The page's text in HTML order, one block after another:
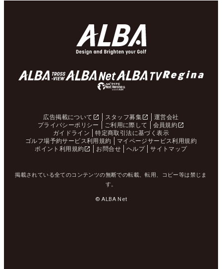
広告掲載について スタッフ募集
運営会社
プライバシーポリシー
ご利用に際して
会員規約
ガイドライン
特定商取引法に基づく表示
ゴルフ場予約サービス利用規約
マイページサービス利用規約
ポイント利用規約
お問合せ ヘルプ サイトマップ
掲載されている全てのコンテンツの無断での転載、転用、コピー等は禁じま
す。
© ALBA Net